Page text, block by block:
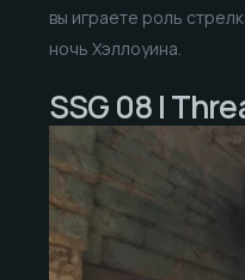
вы играете роль
ночь Хэллоуина.
SSG 08 |